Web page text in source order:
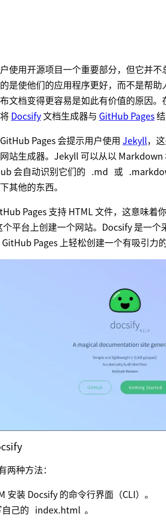
使用开源项目一个重要部分，但它并
是使他们的应用程序更好，而不是帮
文档变得更容易是如此有价值的原因
Docsify文档生成器与 GitHub Pages
Pages 会提示用户使用 Jekyll，
站生成器。Jekyll 可以从以
会自动识别它们的 .md 或
其他的东西。
Pages 支持 HTML 文件，这意味着
平台上创建一个网站。Docsify 是一个
Pages 上轻松创建一个有吸引力
两种方法：
安装 Docsify 的命令行界面（CLI）。
己的 index.html 。